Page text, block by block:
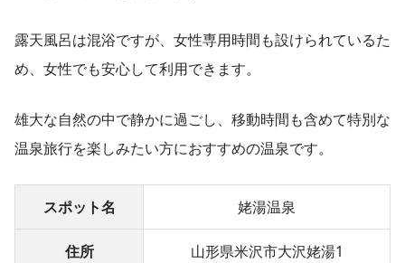
露天風呂は混浴ですが、女性専用時間も設けられているた
め、女性でも安心して利用できます。
雄大な自然の中で静かに過ごし、移動時間も含めて特別な
温泉旅行を楽しみたい方におすすめの温泉です。
スポット名 姥湯温泉
住所 山形県米沢市大沢姥湯1